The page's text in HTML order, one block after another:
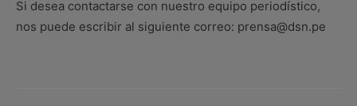
Si desea contactarse con nuestro equipo periodístico,
nos puede escribir al siguiente correo: prensa@dsn.pe